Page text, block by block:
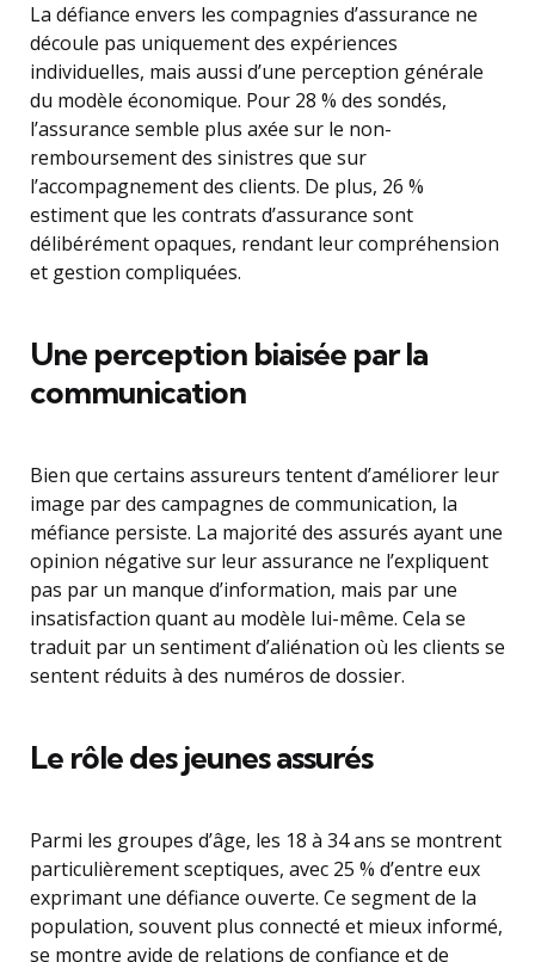
La défiance envers les compagnies d’assurance ne
découle pas uniquement des expériences
individuelles, mais aussi d’une perception générale
du modèle économique. Pour 28 % des sondés,
l’assurance semble plus axée sur le non-
remboursement des sinistres que sur
l’accompagnement des clients. De plus, 26 %
estiment que les contrats d’assurance sont
délibérément opaques, rendant leur compréhension
et gestion compliquées.
Une perception biaisée par la
communication
Bien que certains assureurs tentent d’améliorer leur
image par des campagnes de communication, la
méfiance persiste. La majorité des assurés ayant une
opinion négative sur leur assurance ne l’expliquent
pas par un manque d’information, mais par une
insatisfaction quant au modèle lui-même. Cela se
traduit par un sentiment d’aliénation où les clients se
sentent réduits à des numéros de dossier.
Le rôle des jeunes assurés
Parmi les groupes d’âge, les 18 à 34 ans se montrent
particulièrement sceptiques, avec 25 % d’entre eux
exprimant une défiance ouverte. Ce segment de la
population, souvent plus connecté et mieux informé,
se montre avide de relations de confiance et de